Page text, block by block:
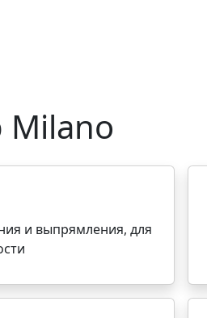
Milano
и выпрямления, для